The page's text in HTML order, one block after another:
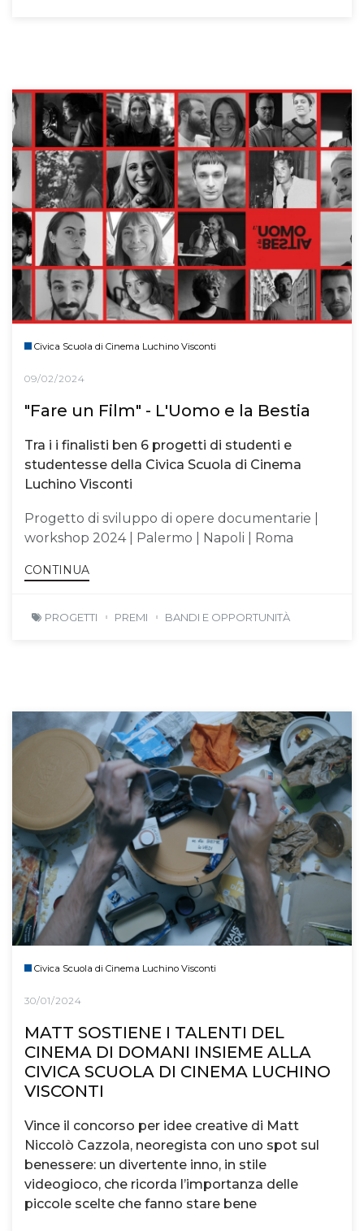
Civica Scuola di Cinema Luchino Visconti
09/02/2024
"Fare un Film" - L'Uomo e la Bestia
Tra i i finalisti ben 6 progetti di studenti e
studentesse della Civica Scuola di Cinema
Luchino Visconti
Progetto di sviluppo di opere documentarie |
workshop 2024 | Palermo | Napoli | Roma
CONTINUA
PROGETTI PREMI BANDI E OPPORTUNITÀ
Civica Scuola di Cinema Luchino Visconti
30/01/2024
MATT SOSTIENE I TALENTI DEL
CINEMA DI DOMANI INSIEME ALLA
CIVICA SCUOLA DI CINEMA LUCHINO
VISCONTI
Vince il concorso per idee creative di Matt
Niccolò Cazzola, neoregista con uno spot sul
benessere: un divertente inno, in stile
videogioco, che ricorda l’importanza delle
piccole scelte che fanno stare bene